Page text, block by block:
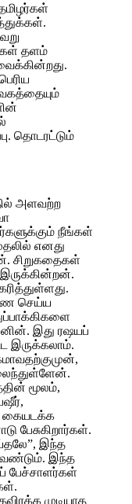
தளம்
தொடரட்டும்
அளவற்ற
நீங்கள்
எனது
சிறுகதைகள்
செய்ய
இது ரஷயப்
இருக்கலாம்.
மூலம்,
கையடக்க
பேசுகிறார்கள்.
இந்த
இந்த
பேச்சாளர்கள்
முடியாத